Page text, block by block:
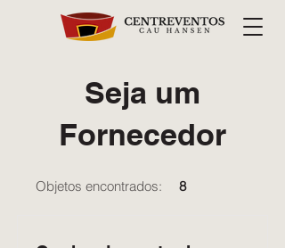
Seja um
Fornecedor
Objetos encontrados: 8